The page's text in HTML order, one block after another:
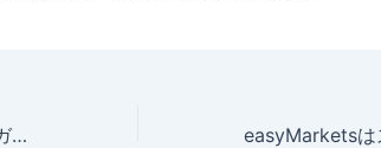
IFCMarketsスキャルピング完全ガイド【2026年最新版】